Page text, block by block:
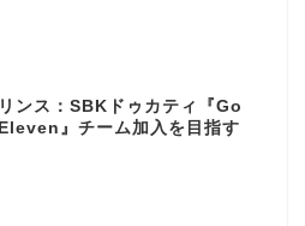
リンス：SBKドゥカティ『Go
Eleven』チーム加入を目指す